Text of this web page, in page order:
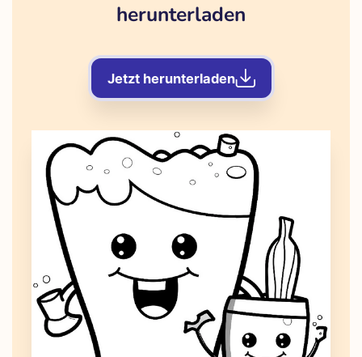
herunterladen
Jetzt herunterladen